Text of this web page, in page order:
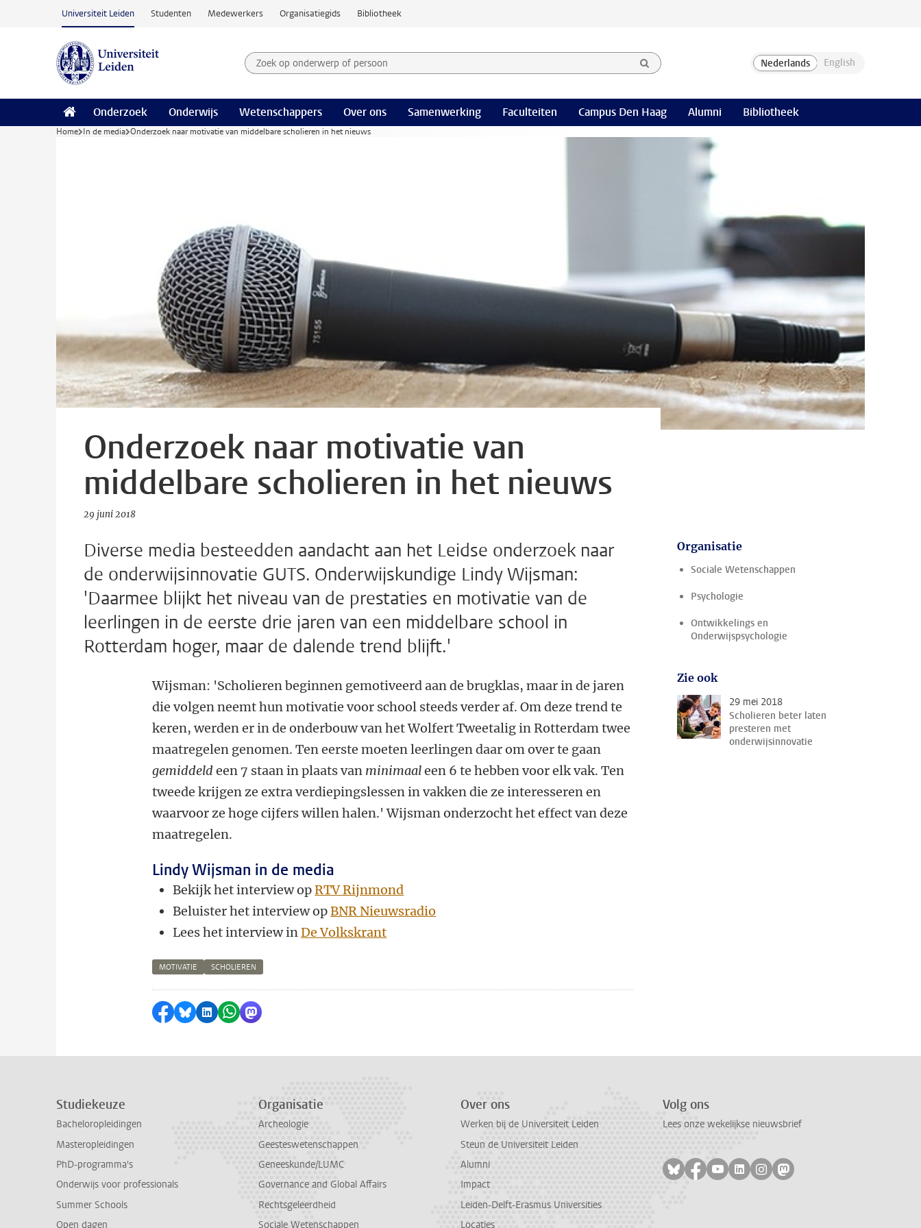
Ga naar hoofdinhoud
Universiteit Leiden Studenten Medewerkers Organisatiegids Bibliotheek
Zoek op onderwerp of persoon en selecteer categorie
Zoekterm
Onderzoek Onderwijs Wetenschappers Over ons Samenwerking Faculteiten Campus Den Haag Alumni Bibliotheek
Home In de media Onderzoek naar motivatie van middelbare scholieren in het nieuws
Onderzoek naar motivatie van
middelbare scholieren in het nieuws
29 juni 2018
Diverse media besteedden aandacht aan het Leidse onderzoek naar
de onderwijsinnovatie GUTS. Onderwijskundige Lindy Wijsman:
'Daarmee blijkt het niveau van de prestaties en motivatie van de
leerlingen in de eerste drie jaren van een middelbare school in
Rotterdam hoger, maar de dalende trend blijft.'
Wijsman: 'Scholieren beginnen gemotiveerd aan de brugklas, maar in de jaren
die volgen neemt hun motivatie voor school steeds verder af. Om deze trend te
keren, werden er in de onderbouw van het Wolfert Tweetalig in Rotterdam twee
maatregelen genomen. Ten eerste moeten leerlingen daar om over te gaan
gemiddeldeen 7 staan in plaats van minimaaleen 6 te hebben voor elk vak. Ten
tweede krijgen ze extra verdiepingslessen in vakken die ze interesseren en
waarvoor ze hoge cijfers willen halen.' Wijsman onderzocht het effect van deze
maatregelen.
Lindy Wijsman in de media
Bekijk het interview opRTV Rijnmond
Beluister het interview opBNR Nieuwsradio
Lees het interview inDe Volkskrant
MOTIVATIE SCHOLIEREN
Delen op Facebook
Delen via Bluesky
Delen op LinkedIn
Delen via WhatsApp
Delen via Mastodon
Organisatie
Sociale Wetenschappen
Psychologie
Ontwikkelings en
Onderwijspsychologie
Zie ook
29 mei 2018
Scholieren beter laten
presteren met
onderwijsinnovatie
Studiekeuze
Bacheloropleidingen
Masteropleidingen
PhD-programma's
Onderwijs voor professionals
Summer Schools
Open dagen
Organisatie
Archeologie
Geesteswetenschappen
Geneeskunde/LUMC
Governance and Global Affairs
Rechtsgeleerdheid
Sociale Wetenschappen
Over ons
Werken bij de Universiteit Leiden
Steun de Universiteit Leiden
Alumni
Impact
Leiden-Delft-Erasmus Universities
Locaties
Volg ons
Lees onze wekelijkse nieuwsbrief
Volg ons op bluesky
Volg ons op facebook
Volg ons op youtube
Volg ons op linkedin
Volg ons op instagram
Volg ons op mastodon